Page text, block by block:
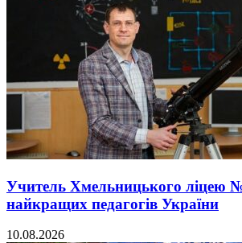
Учитель Хмельницького ліцею
найкращих педагогів України
10.08.2026